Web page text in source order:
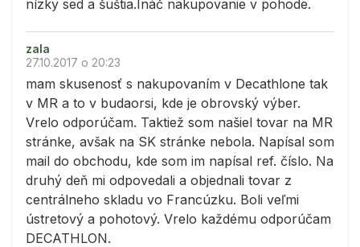
nízky sed a šuštia.Ináč nakupovanie v pohode.
zala
27.10.2017 o 20:23
mam skusenosť s nakupovaním v Decathlone tak
v MR a to v budaorsi, kde je obrovský výber.
Vrelo odporúčam. Taktiež som našiel tovar na MR
stránke, avšak na SK stránke nebola. Napísal som
mail do obchodu, kde som im napísal ref. číslo. Na
druhý deň mi odpovedali a objednali tovar z
centrálneho skladu vo Francúzku. Boli veľmi
ústretový a pohotový. Vrelo každému odporúčam
DECATHLON.